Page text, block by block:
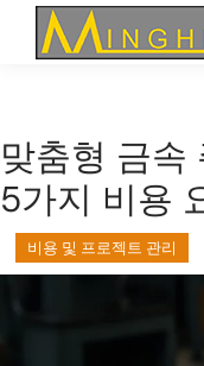
맞춤형 금속
5가지 비용
비용 및 프로젝트 관리